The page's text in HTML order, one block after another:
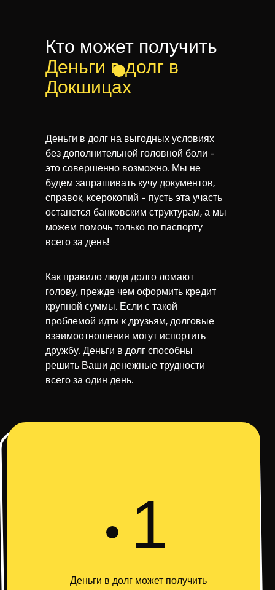
Кто может получить
Деньги в долг в
Докшицах
Как правило люди долго ломают
голову, прежде чем оформить кредит
крупной суммы. Если с такой
проблемой идти к друзьям, долговые
взаимоотношения могут испортить
дружбу. Деньги в долг способны
решить Ваши денежные трудности
всего за один день.
Деньги в долг на выгодных условиях
без дополнительной головной боли -
это совершенно возможно. Мы не
будем запрашивать кучу документов,
справок, ксерокопий - пусть эта участь
останется банковским структурам, а мы
можем помочь только по паспорту
всего за день!
1
Деньги в долг может получить